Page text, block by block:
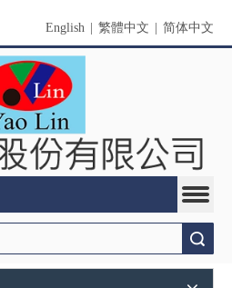
English 繁體中文 简体中文